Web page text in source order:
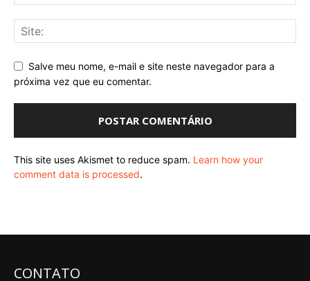
Salve meu nome, e-mail e site neste navegador para a
próxima vez que eu comentar.
This site uses Akismet to reduce spam. Learn how your
comment data is processed.
CONTATO